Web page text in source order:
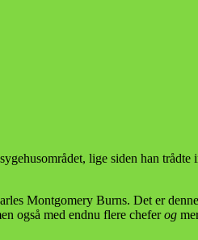
lige siden han
Montgomery Burns. Det er
også med endnu flere cheferog